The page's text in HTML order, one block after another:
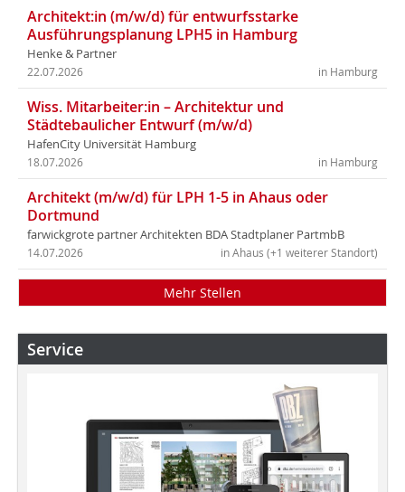
Architekt:in (m/w/d) für entwurfsstarke
Ausführungsplanung LPH5 in Hamburg
Henke & Partner
in Hamburg
22.07.2026
Wiss. Mitarbeiter:in – Architektur und
Städtebaulicher Entwurf (m/w/d)
HafenCity Universität Hamburg
in Hamburg
18.07.2026
Architekt (m/w/d) für LPH 1-5 in Ahaus oder
Dortmund
farwickgrote partner Architekten BDA Stadtplaner PartmbB
in Ahaus (+1 weiterer Standort)
14.07.2026
Mehr Stellen
Service